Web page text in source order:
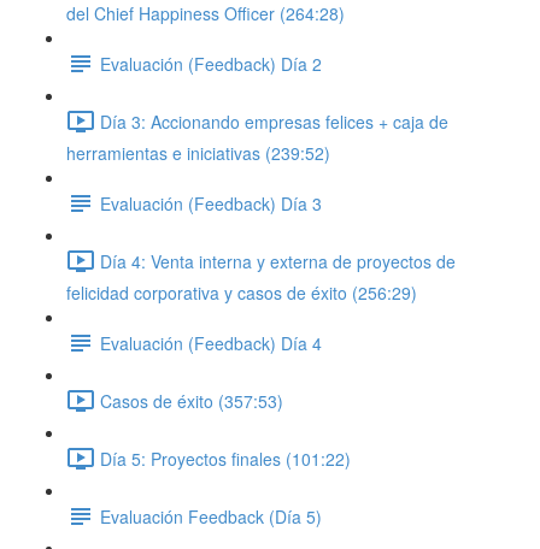
del Chief Happiness Officer (264:28)
Evaluación (Feedback) Día 2
Día 3: Accionando empresas felices + caja de
herramientas e iniciativas (239:52)
Evaluación (Feedback) Día 3
Día 4: Venta interna y externa de proyectos de
felicidad corporativa y casos de éxito (256:29)
Evaluación (Feedback) Día 4
Casos de éxito (357:53)
Día 5: Proyectos finales (101:22)
Evaluación Feedback (Día 5)